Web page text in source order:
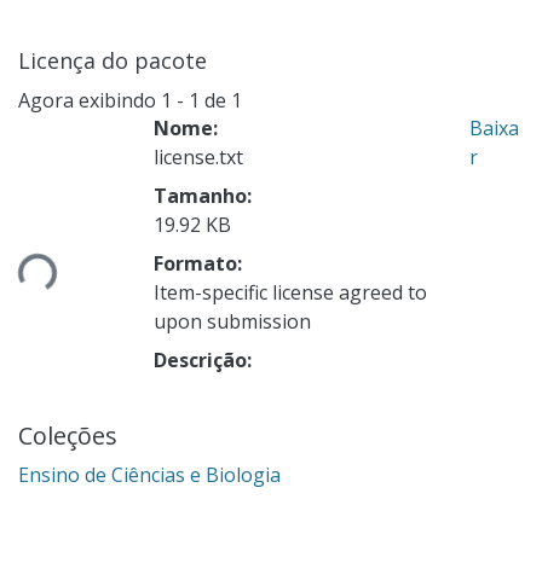
Licença do pacote
Agora exibindo 1 - 1 de 1
Nome:
license.txt
Tamanho:
19.92 KB
Formato:
Item-specific license agreed to
upon submission
Descrição:
Baixa
r
Coleções
Ensino de Ciências e Biologia